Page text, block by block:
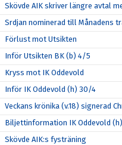
Skövde AIK skriver längre avtal
Srdjan nominerad till Månadens
Förlust mot Utsikten
Inför Utsikten BK (b) 4/5
Kryss mot IK Oddevold
Inför IK Oddevold (h) 30/4
Veckans krönika (v.18) signerad
Biljettinformation IK Oddevold
Skövde AIK:s fysträning